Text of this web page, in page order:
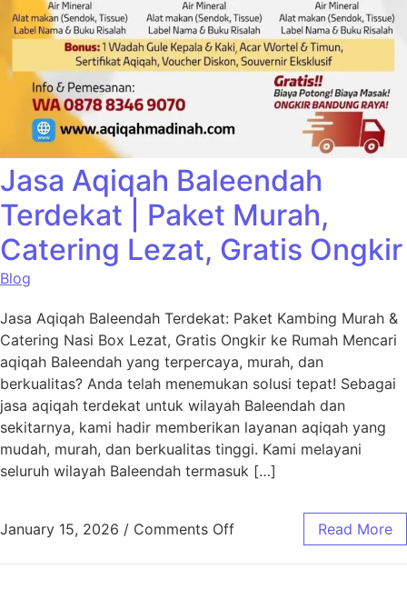
Jasa Aqiqah Baleendah
Terdekat | Paket Murah,
Catering Lezat, Gratis Ongkir
Blog
Jasa Aqiqah Baleendah Terdekat: Paket Kambing Murah &
Catering Nasi Box Lezat, Gratis Ongkir ke Rumah Mencari
aqiqah Baleendah yang terpercaya, murah, dan
berkualitas? Anda telah menemukan solusi tepat! Sebagai
jasa aqiqah terdekat untuk wilayah Baleendah dan
sekitarnya, kami hadir memberikan layanan aqiqah yang
mudah, murah, dan berkualitas tinggi. Kami melayani
seluruh wilayah Baleendah termasuk […]
January 15, 2026 / Comments Off Read More